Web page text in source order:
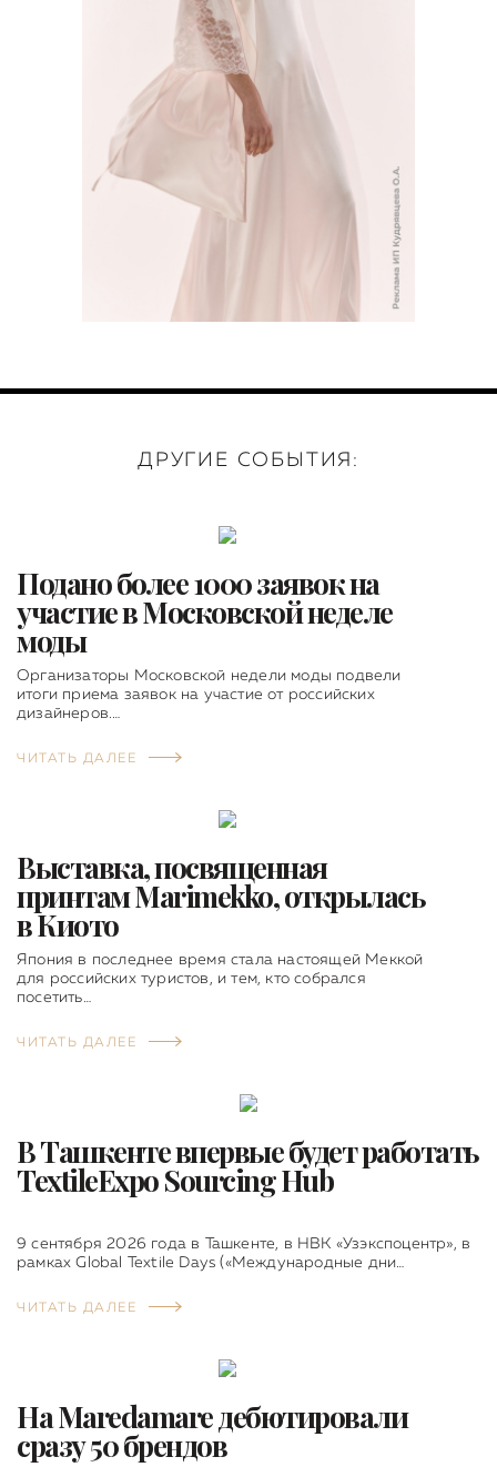
ДРУГИЕ СОБЫТИЯ:
Подано более 1000 заявок на
участие в Московской неделе
моды
Организаторы Московской недели моды подвели
итоги приема заявок на участие от российских
дизайнеров.…
ЧИТАТЬ ДАЛЕЕ
Выставка, посвященная
принтам Marimekko, открылась
в Киото
Япония в последнее время стала настоящей Меккой
для российских туристов, и тем, кто собрался
посетить…
ЧИТАТЬ ДАЛЕЕ
В Ташкенте впервые будет работать
TextileExpo Sourcing Hub
9 сентября 2026 года в Ташкенте, в НВК «Узэкспоцентр», в
рамках Global Textile Days («Международные дни…
ЧИТАТЬ ДАЛЕЕ
На Maredamare дебютировали
сразу 50 брендов